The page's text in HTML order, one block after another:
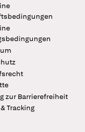
zur Barrierefreiheit
Tracking